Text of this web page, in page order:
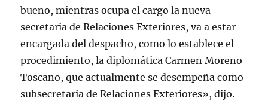
bueno, mientras ocupa el cargo la nueva
secretaria de Relaciones Exteriores, va a estar
encargada del despacho, como lo establece el
procedimiento, la diplomática Carmen Moreno
Toscano, que actualmente se desempeña como
subsecretaria de Relaciones Exteriores», dijo.